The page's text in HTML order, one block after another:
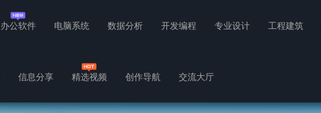
办公软件 电脑系统 数据分析 开发编程 专业设计 工程建筑
信息分享 精选视频 创作导航 交流大厅